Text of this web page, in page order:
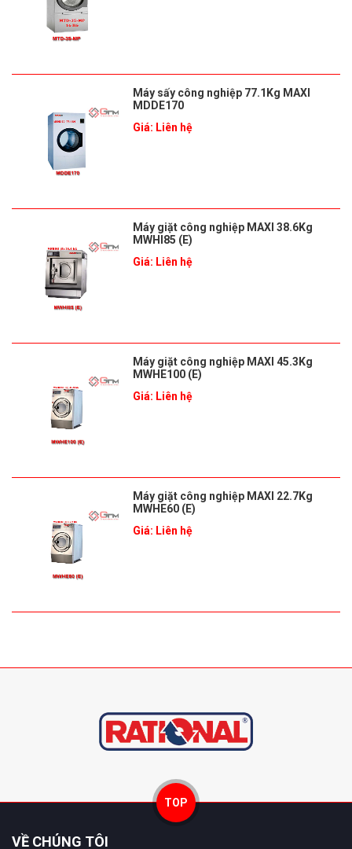
Máy sấy công nghiệp 77.1Kg MAXI
MDDE170
Giá: Liên hệ
Máy giặt công nghiệp MAXI 38.6Kg
MWHI85 (E)
Giá: Liên hệ
Máy giặt công nghiệp MAXI 45.3Kg
MWHE100 (E)
Giá: Liên hệ
Máy giặt công nghiệp MAXI 22.7Kg
MWHE60 (E)
Giá: Liên hệ
TOP
VỀ CHÚNG TÔI